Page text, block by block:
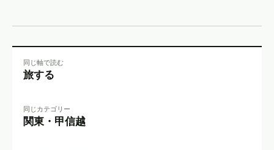
同じ軸で読む
旅する
同じカテゴリー
関東・甲信越